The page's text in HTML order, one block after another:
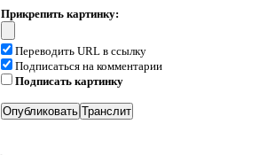
Прикрепить картинку:
Переводить URL в ссылку
Подписаться на комментарии
Подписать картинку